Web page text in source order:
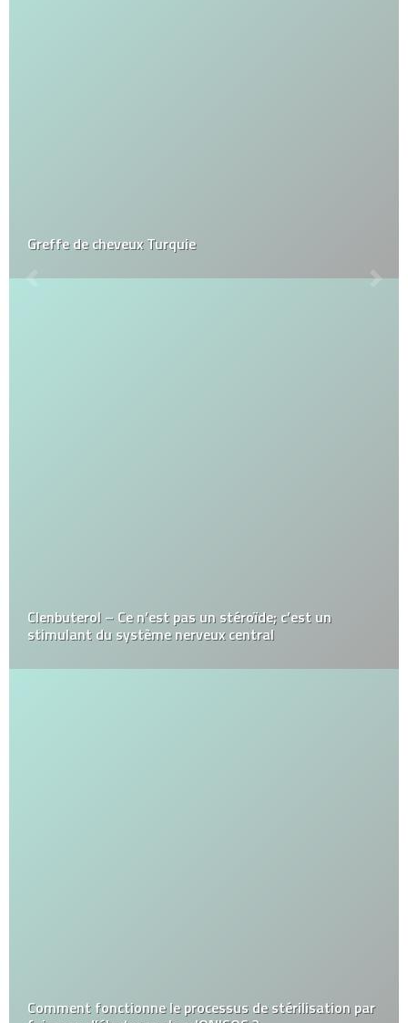
Greffe de cheveux Turquie
Clenbuterol – Ce n’est pas un stéroïde; c’est un
stimulant du système nerveux central
Comment fonctionne le processus de stérilisation par